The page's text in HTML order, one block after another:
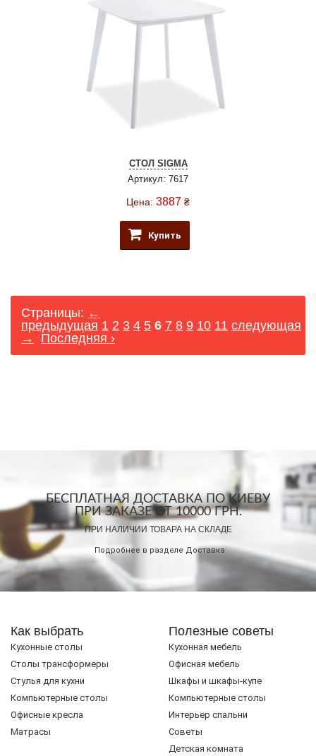
СТОЛ SIGMA
Артикул: 7617
Цена: 3887 ₴
Купить
Страницы: ←
предыдущая 1 2 3 4 5 6 7 8 9 10 11 следующая
→
Последняя ›
БЕСПЛАТНАЯ ДОСТАВКА ПО КИЕВУ
ПРИ ЗАКАЗЕ ОТ 10000 ГРН.
ПРИ НАЛИЧИИ ТОВАРА НА СКЛАДЕ
Подробнее в разделе Доставка
Как выбрать
Кухонные столы
Cтолы трансформеры
Стулья для кухни
Компьютерные столы
Офисные кресла
Матрасы
Полезные советы
Кухонная мебель
Офисная мебель
Шкафы и шкафы-купе
Компьютерные столы
Интерьер спальни
Советы
Детская комната